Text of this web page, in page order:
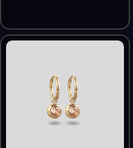
November